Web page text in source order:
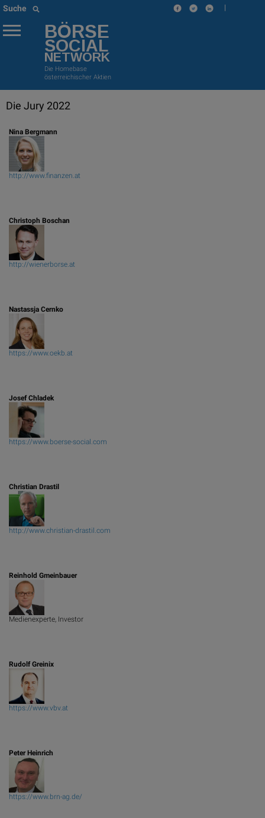
Suche |
BÖRSE
SOCIAL
NETWORK
Die Homebase
österreichischer Aktien
Die Jury 2022
Nina Bergmann
http://www.finanzen.at
Christoph Boschan
http://wienerborse.at
Nastassja Cernko
https://www.oekb.at
Josef Chladek
https://www.boerse-social.com
Christian Drastil
http://www.christian-drastil.com
Reinhold Gmeinbauer
Medienexperte, Investor
Rudolf Greinix
https://www.vbv.at
Peter Heinrich
https://www.brn-ag.de/